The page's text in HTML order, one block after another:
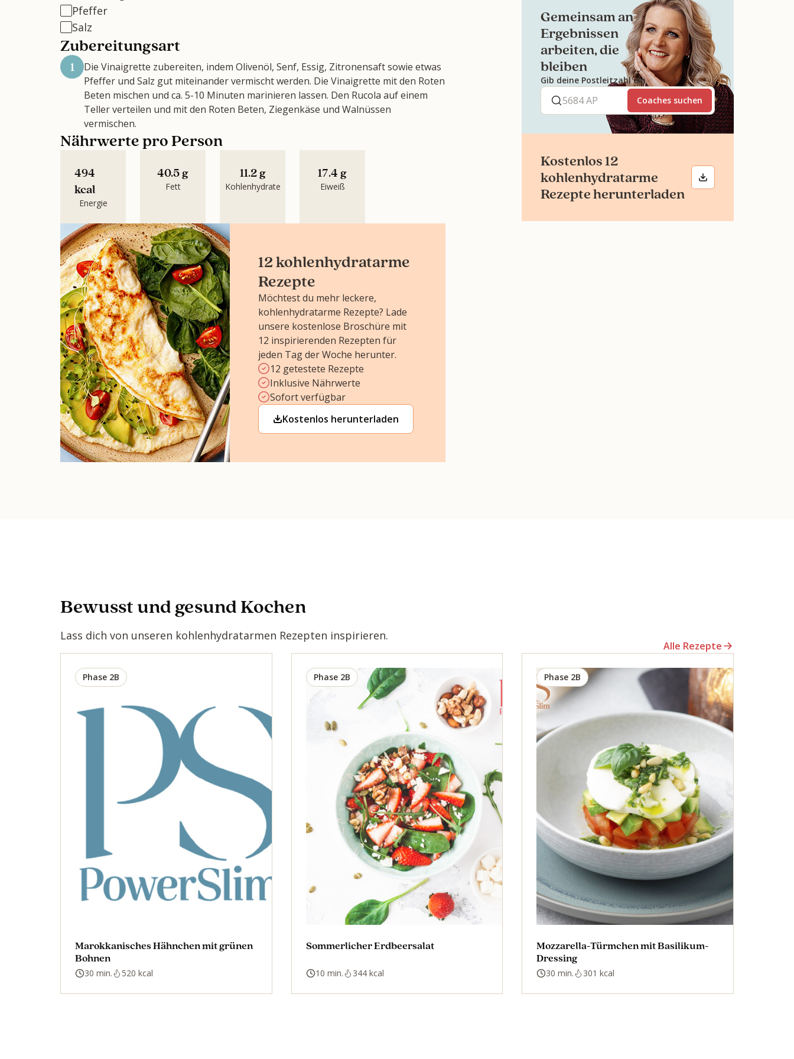
Pfeffer
Salz
Zubereitungsart
1
Die Vinaigrette zubereiten, indem Olivenöl, Senf, Essig, Zitronensaft sowie etwas
Pfeffer und Salz gut miteinander vermischt werden. Die Vinaigrette mit den Roten
Beten mischen und ca. 5-10 Minuten marinieren lassen. Den Rucola auf einem
Teller verteilen und mit den Roten Beten, Ziegenkäse und Walnüssen
vermischen.
Nährwerte pro Person
494
kcal
Energie
40.5 g
Fett
11.2 g
Kohlenhydrate
17.4 g
Eiweiß
12 kohlenhydratarme
Rezepte
Möchtest du mehr leckere,
kohlenhydratarme Rezepte? Lade
unsere kostenlose Broschüre mit
12 inspirierenden Rezepten für
jeden Tag der Woche herunter.
12 getestete Rezepte
Inklusive Nährwerte
Sofort verfügbar
Kostenlos herunterladen
Gemeinsam an
Ergebnissen
arbeiten, die
bleiben
Gib deine Postleitzahl ein
Coaches suchen
Kostenlos 12
kohlenhydratarme
Rezepte herunterladen
Bewusst und gesund Kochen
Lass dich von unseren kohlenhydratarmen Rezepten inspirieren.
Alle Rezepte
Phase 2B
Marokkanisches Hähnchen mit grünen
Bohnen
30 min. 520 kcal
Phase 2B
Sommerlicher Erdbeersalat
10 min. 344 kcal
Phase 2B
Mozzarella-Türmchen mit Basilikum-
Dressing
30 min. 301 kcal